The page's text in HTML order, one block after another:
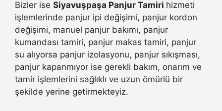
Bizler ise Siyavuşpaşa Panjur Tamiri hizmeti
işlemlerinde panjur ipi değişimi, panjur kordon
değişimi, manuel panjur bakımı, panjur
kumandası tamiri, panjur makas tamiri, panjur
su alıyorsa panjur izolasyonu, panjur sıkışması,
panjur kapanmıyor ise gerekli bakım, onarım ve
tamir işlemlerini sağlıklı ve uzun ömürlü bir
şekilde yerine getirmekteyiz.